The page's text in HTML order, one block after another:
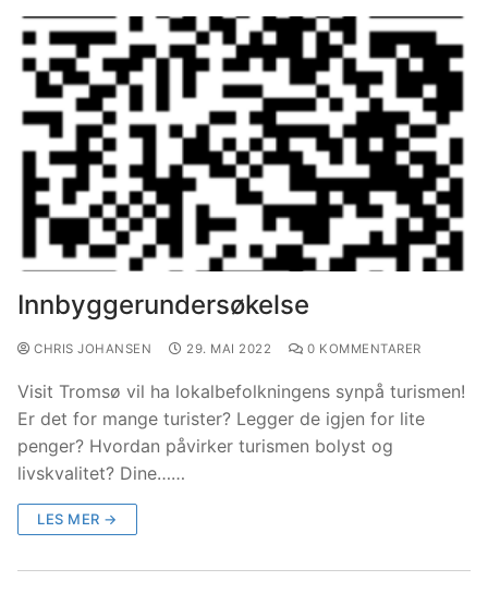
Innbyggerundersøkelse
CHRIS JOHANSEN 29. MAI 2022 0 KOMMENTARER
Visit Tromsø vil ha lokalbefolkningens synpå turismen!
Er det for mange turister? Legger de igjen for lite
penger? Hvordan påvirker turismen bolyst og
livskvalitet? Dine……
LES MER →